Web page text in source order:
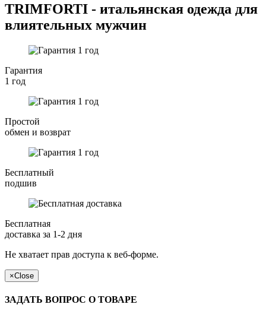
TRIMFORTI - итальянская одежда для
влиятельных мужчин
Гарантия
1 год
Простой
обмен и возврат
Бесплатный
подшив
Бесплатная
доставка за 1-2 дня
Не хватает прав доступа к веб-форме.
×Close
ЗАДАТЬ ВОПРОС О ТОВАРЕ